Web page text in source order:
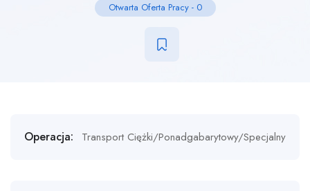
Otwarta Oferta Pracy- 0
Operacja: Transport Ciężki/Ponadgabarytowy/Specjalny